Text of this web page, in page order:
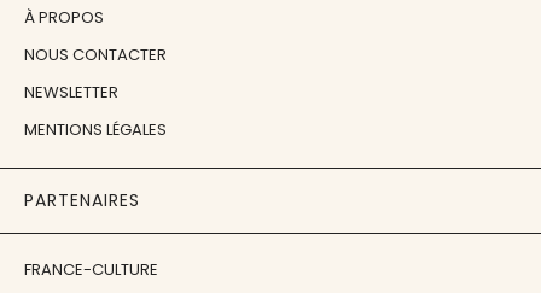
À PROPOS
NOUS CONTACTER
NEWSLETTER
MENTIONS LÉGALES
PARTENAIRES
FRANCE-CULTURE